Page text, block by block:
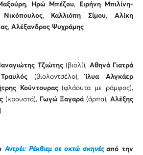
, Ηρώ Μπέζου, Ειρήνη Μπιλίνη-
, Καλλιόπη Σίμου, Αλίκη
, Αλέξανδρος Ψυχράμης
Τζιώτης (βιολί), Αθηνά Γιατρά
(βιολοντσέλο), Ίλυα Αλγκάερ
Κούντουρας(φλάουτα με ράμφος),
(κρουστά), Γωγώ Ξαγαρά(άρπα),Αλέξης
Αντρέι: Ρέκβιεμ σε οκτώ σκηνέςαπό την